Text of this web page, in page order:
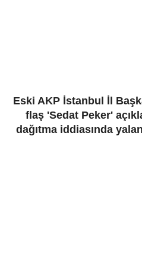
Eski AKP İstanbul İl
flaş 'Sedat Peker'
dağıtma iddiasında